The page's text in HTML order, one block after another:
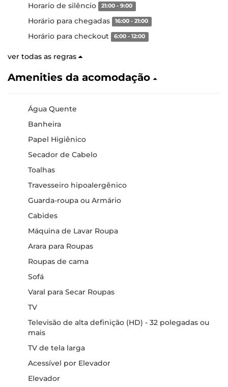
Horario de silêncio 21:00 - 9:00
Horário para chegadas 16:00 - 21:00
Horário para checkout 6:00 - 12:00
ver todas as regras
Amenities da acomodação
Água Quente
Banheira
Papel Higiênico
Secador de Cabelo
Toalhas
Travesseiro hipoalergênico
Guarda-roupa ou Armário
Cabides
Máquina de Lavar Roupa
Arara para Roupas
Roupas de cama
Sofá
Varal para Secar Roupas
TV
Televisão de alta definição (HD) - 32 polegadas ou
mais
TV de tela larga
Acessível por Elevador
Elevador